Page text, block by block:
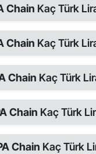
Chain Kaç Türk
Chain Kaç Türk
Chain Kaç Türk
Chain Kaç Türk
Chain Kaç Türk